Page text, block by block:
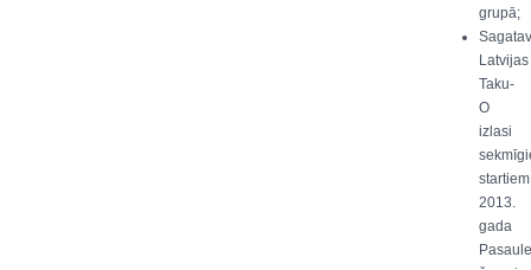
grupā;
Latvijas
Taku-
O
izlasi
startiem
2013.
gada